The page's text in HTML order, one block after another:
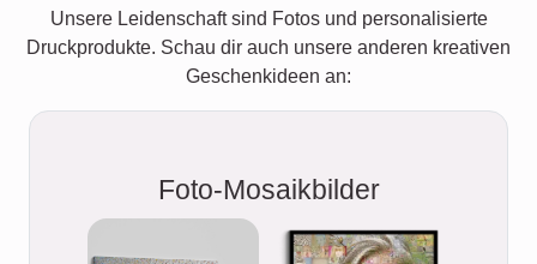
Unsere Leidenschaft sind Fotos und personalisierte
Druckprodukte. Schau dir auch unsere anderen kreativen
Geschenkideen an:
Foto-Mosaikbilder